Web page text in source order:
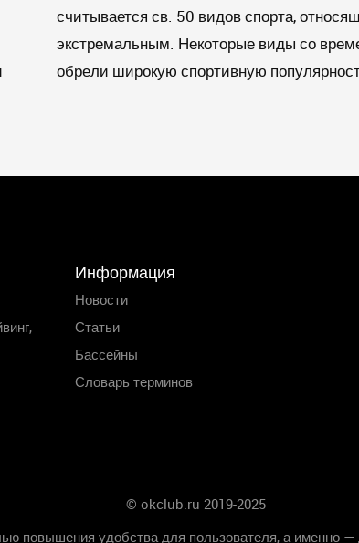
счи­ты­ва­ет­ся св. 50 ви­дов спор­та,
экс­тре­маль­ным. Не­ко­то­рые ви­ды со
об­ре­ли ши­ро­кую спортивную
Информация
Новости
Статьи
Бассейны
Словарь терминов
© okclub.ru 2019-2025
повышения удобства для пользователя, а именно —